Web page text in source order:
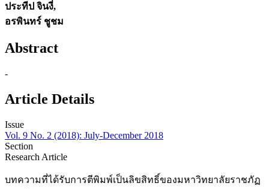
ประทีป จินงี่,
อรพินทร์ ชูชม
Abstract
-
Article Details
Issue
Vol. 9 No. 2 (2018): July-December 2018
Section
Research Article
บทความที่ได้รับการตีพิมพ์เป็นลิขสิทธิ์ของมหาวิทยาลัยราชภัฏ